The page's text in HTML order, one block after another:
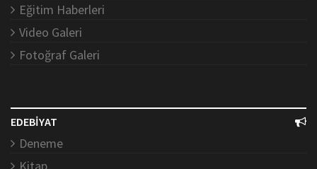
Eğitim Haberleri
Video Galeri
Fotoğraf Galeri
EDEBİYAT
Deneme
Kitap